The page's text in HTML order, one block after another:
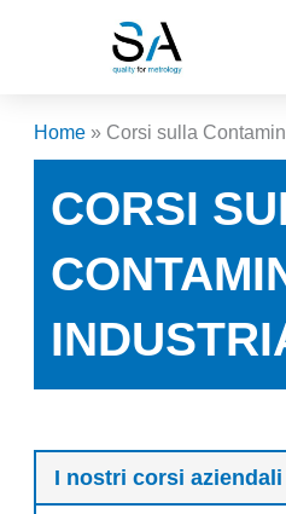
Home» Corsi sulla
CORSI
I nostri corsi aziendali